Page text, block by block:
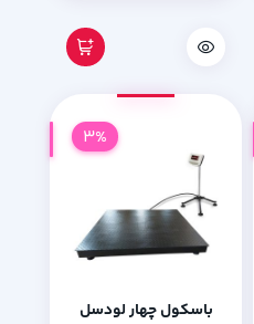
باسکول چهار لودسل
3%